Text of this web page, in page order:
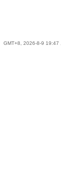
GMT+8, 2026-8-9 19:47